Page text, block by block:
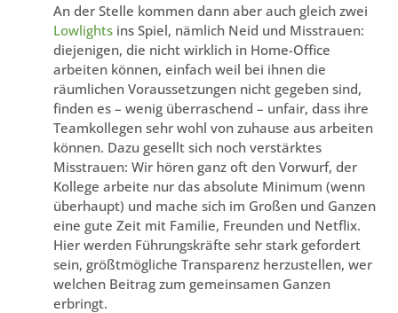
An der Stelle kommen dann aber auch gleich zwei
Lowlights ins Spiel, nämlich Neid und Misstrauen:
diejenigen, die nicht wirklich in Home-Office
arbeiten können, einfach weil bei ihnen die
räumlichen Voraussetzungen nicht gegeben sind,
finden es – wenig überraschend – unfair, dass ihre
Teamkollegen sehr wohl von zuhause aus arbeiten
können. Dazu gesellt sich noch verstärktes
Misstrauen: Wir hören ganz oft den Vorwurf, der
Kollege arbeite nur das absolute Minimum (wenn
überhaupt) und mache sich im Großen und Ganzen
eine gute Zeit mit Familie, Freunden und Netflix.
Hier werden Führungskräfte sehr stark gefordert
sein, größtmögliche Transparenz herzustellen, wer
welchen Beitrag zum gemeinsamen Ganzen
erbringt.